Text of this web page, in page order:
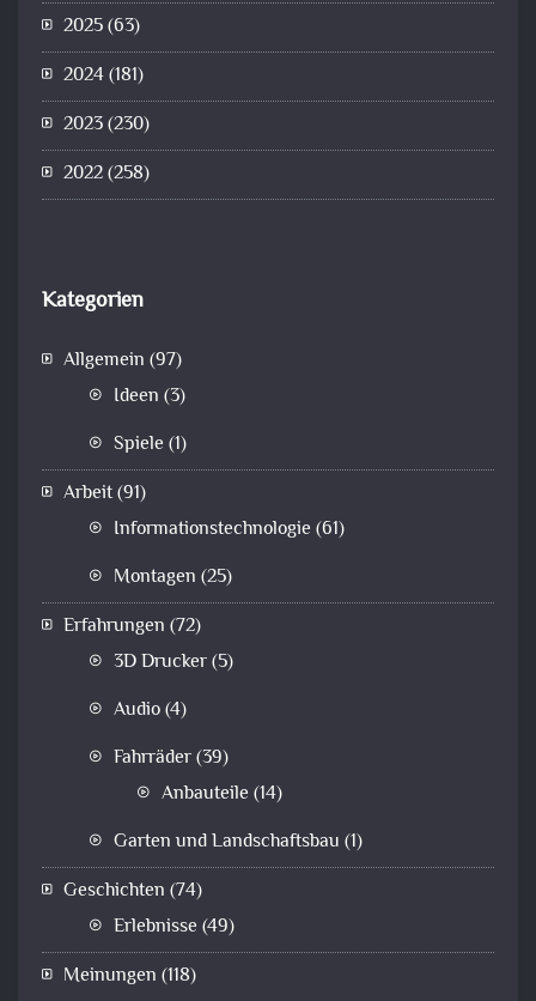
2025(63)
2024(181)
2023(230)
2022(258)
Kategorien
Allgemein (97)
Ideen (3)
Spiele (1)
Arbeit(91)
Informationstechnologie (61)
Montagen (25)
Erfahrungen (72)
3D Drucker(5)
Audio(4)
Fahrräder(39)
Anbauteile (14)
Garten und Landschaftsbau (1)
Geschichten (74)
Erlebnisse (49)
Meinungen (118)